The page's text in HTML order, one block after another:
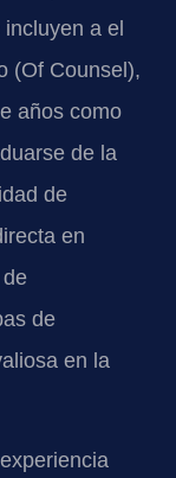
a el
(Of Counsel),
años como
de la
de
en
de
en la